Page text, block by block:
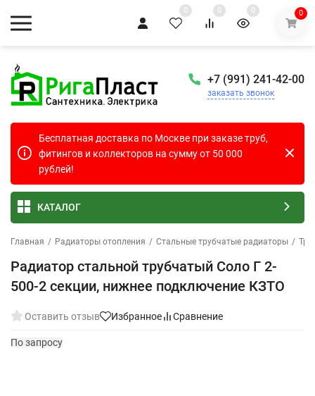
0 0 0 0
+7 (991) 241-42-00
заказать звонок
Бесплатная доставка по Москве при заказе труб,
фитингов и коллекторов на сумму от 50 000
рублей!
КАТАЛОГ
Главная / Радиаторы отопления / Стальные трубчатые радиаторы /
Радиатор стальной трубчатый Соло Г 2-
500-2 секции, нижнее подключение КЗТО
Оставить отзыв Избранное Сравнение
По запросу